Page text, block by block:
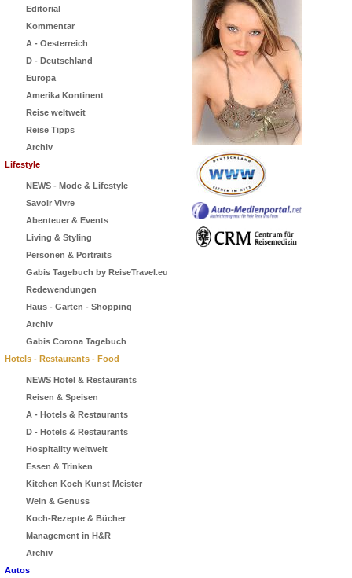
Editorial
Kommentar
A - Oesterreich
D - Deutschland
Europa
Amerika Kontinent
Reise weltweit
Reise Tipps
Archiv
Lifestyle
NEWS - Mode & Lifestyle
Savoir Vivre
Abenteuer & Events
Living & Styling
Personen & Portraits
Gabis Tagebuch by ReiseTravel.eu
Redewendungen
Haus - Garten - Shopping
Archiv
Gabis Corona Tagebuch
Hotels - Restaurants - Food
NEWS Hotel & Restaurants
Reisen & Speisen
A - Hotels & Restaurants
D - Hotels & Restaurants
Hospitality weltweit
Essen & Trinken
Kitchen Koch Kunst Meister
Wein & Genuss
Koch-Rezepte & Bücher
Management in H&R
Archiv
Autos